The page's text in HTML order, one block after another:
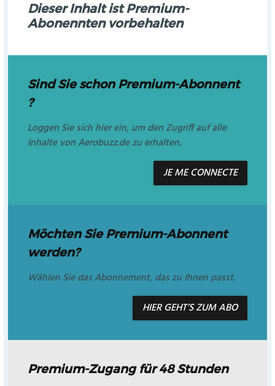
Dieser Inhalt ist Premium-
Abonennten vorbehalten
Sind Sie schon Premium-Abonnent
?
Loggen Sie sich hier ein, um den Zugriff auf alle
Inhalte von Aerobuzz.de zu erhalten.
JE ME CONNECTE
Möchten Sie Premium-Abonnent
werden?
Wählen Sie das Abonnement, das zu Ihnen passt.
HIER GEHT’S ZUM ABO
Premium-Zugang für 48 Stunden